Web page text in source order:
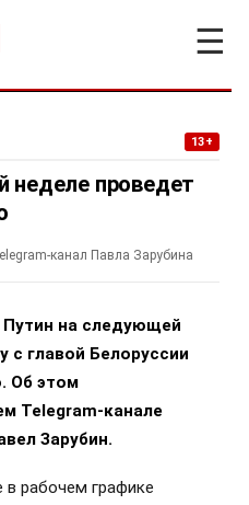
☰
13+
неделе проведет
канал Павла Зарубина
на следующей
с главой Белоруссии
Об этом
Telegram-канале
Зарубин.
рабочем графике